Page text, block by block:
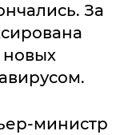
За
новых
министр